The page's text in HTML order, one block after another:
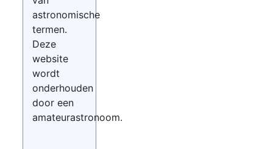
astronomische
termen.
Deze
website
wordt
onderhouden
door een
amateurastronoom.